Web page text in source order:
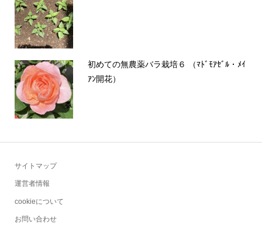
初めての無農薬バラ栽培６ （ﾏﾄﾞﾓｱｾﾞﾙ・ﾒｲ
ｱﾝ開花）
サイトマップ
運営者情報
cookieについて
お問い合わせ